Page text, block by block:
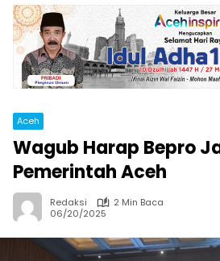
Aceh
Wagub Harap Bepro
Pemerintah Aceh
Redaksi
2 Min Baca
06/20/2025